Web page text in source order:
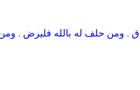
. ومن حلف له بالله فليرض .